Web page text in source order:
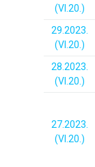
(VI.20.)
29.2023.
(VI.20.)
28.2023.
(VI.20.)
27.2023.
(VI.20.)